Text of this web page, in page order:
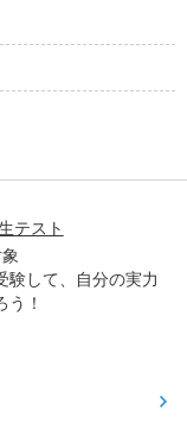
テスト
験して、自分の実力
う！